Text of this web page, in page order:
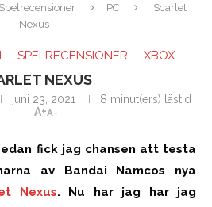
Spelrecensioner PC
Scarlet
Nexus
SPELRECENSIONER XBOX
NEXUS
juni 23, 2021
8 minut(ers) lästid
A+A-
fick jag chansen att testa
av Bandai Namcos nya
Nexus. Nu har jag har jag